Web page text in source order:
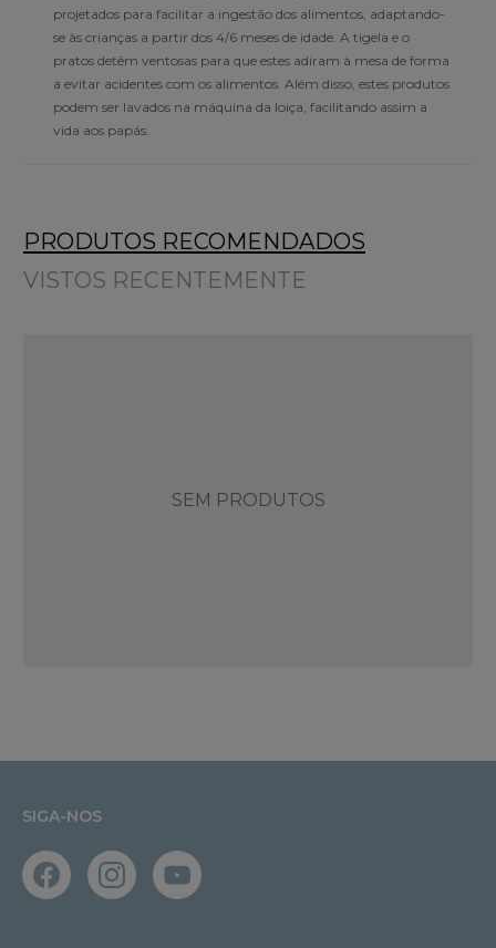
projetados para facilitar a ingestão dos alimentos, adaptando-
se às crianças a partir dos 4/6 meses de idade. A tigela e o
pratos detêm ventosas para que estes adiram à mesa de forma
a evitar acidentes com os alimentos. Além disso, estes produtos
podem ser lavados na máquina da loiça, facilitando assim a
vida aos papás.
PRODUTOS RECOMENDADOS
VISTOS RECENTEMENTE
SEM PRODUTOS
SIGA-NOS